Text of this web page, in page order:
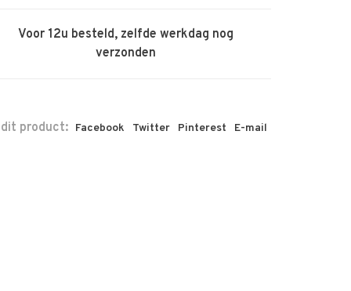
Voor 12u besteld, zelfde werkdag nog
verzonden
product: Facebook Twitter Pinterest E-mail